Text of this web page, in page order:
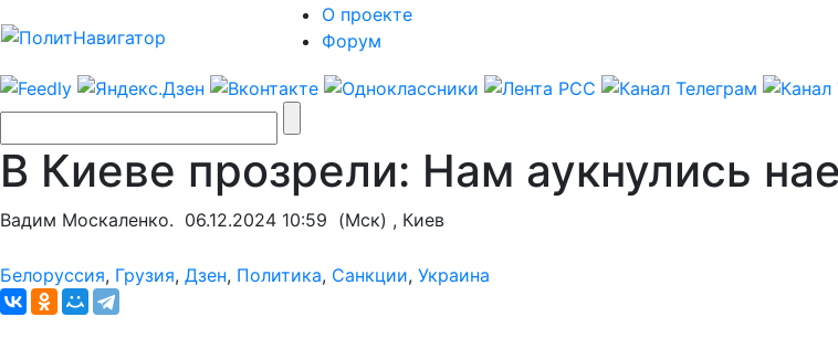
О проекте
Форум
В Киеве прозрели: Нам аукнулись
Вадим Москаленко. 06.12.2024 10:59 (Мск) , Киев
Белоруссия, Грузия, Дзен, Политика, Санкции, Украина